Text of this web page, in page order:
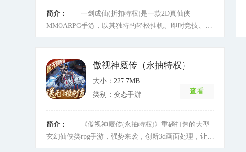
想像的奇妙元素。 将给玩家带来前所未有的体验和刺
激。我们努力营造一个更公平的游戏生态环境。王国等
简介：
一剑成仙(折扣特权)是一款2D真仙侠
MMOARPG手游，以其独特的轻松挂机、即时竞技、轻
仙迹。酷炫羽翼飞天坐骑回头率爆表!红娘把线牵，等级
达到62级后即可与心上人永结同心，双宿双飞!想体验真
正的纯武侠手游，尽在《一剑成仙(折扣特权)》这部诚
意之作![详细]
傲视神魔传（永抽特权）
大小： 227.7MB
类别：变态手游
查看
简介：
《傲视神魔传(永抽特权)》重磅打造的大型
玄幻仙侠类rpg手游，强势来袭，创新3d画面处理，让你